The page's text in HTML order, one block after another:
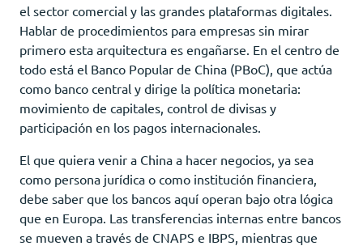
el sector comercial y las grandes plataformas digitales.
Hablar de procedimientos para empresas sin mirar
primero esta arquitectura es engañarse. En el centro de
todo está el Banco Popular de China (PBoC), que actúa
como banco central y dirige la política monetaria:
movimiento de capitales, control de divisas y
participación en los pagos internacionales.
El que quiera venir a China a hacer negocios, ya sea
como persona jurídica o como institución financiera,
debe saber que los bancos aquí operan bajo otra lógica
que en Europa. Las transferencias internas entre bancos
se mueven a través de CNAPS e IBPS, mientras que